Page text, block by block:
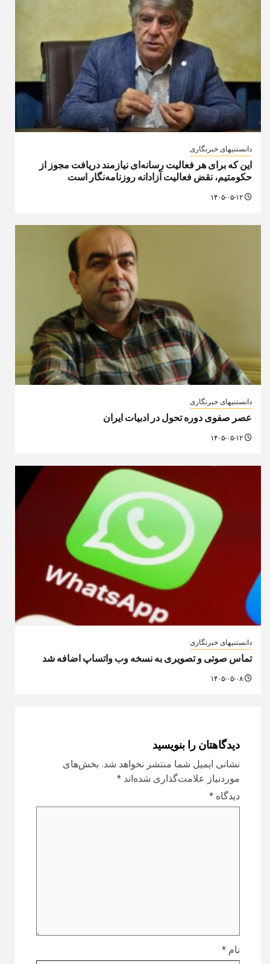
دانستنیهای خبرنگاری
این که برای هر فعالیت رسانه‌ای نیازمند دریافت مجوز از
حکومتیم، نقض فعالیت آزادانه روزنامه‌نگار است
دانستنیهای خبرنگاری
عصر صفوی دوره تحول در ادبیات ایران
دانستنیهای خبرنگاری
تماس صوتی و تصویری به نسخه وب واتساپ اضافه شد
دیدگاهتان را بنویسید
نشانی ایمیل شما منتشر نخواهد شد. بخش‌های
موردنیاز علامت‌گذاری شده‌اند *
دیدگاه *
نام *